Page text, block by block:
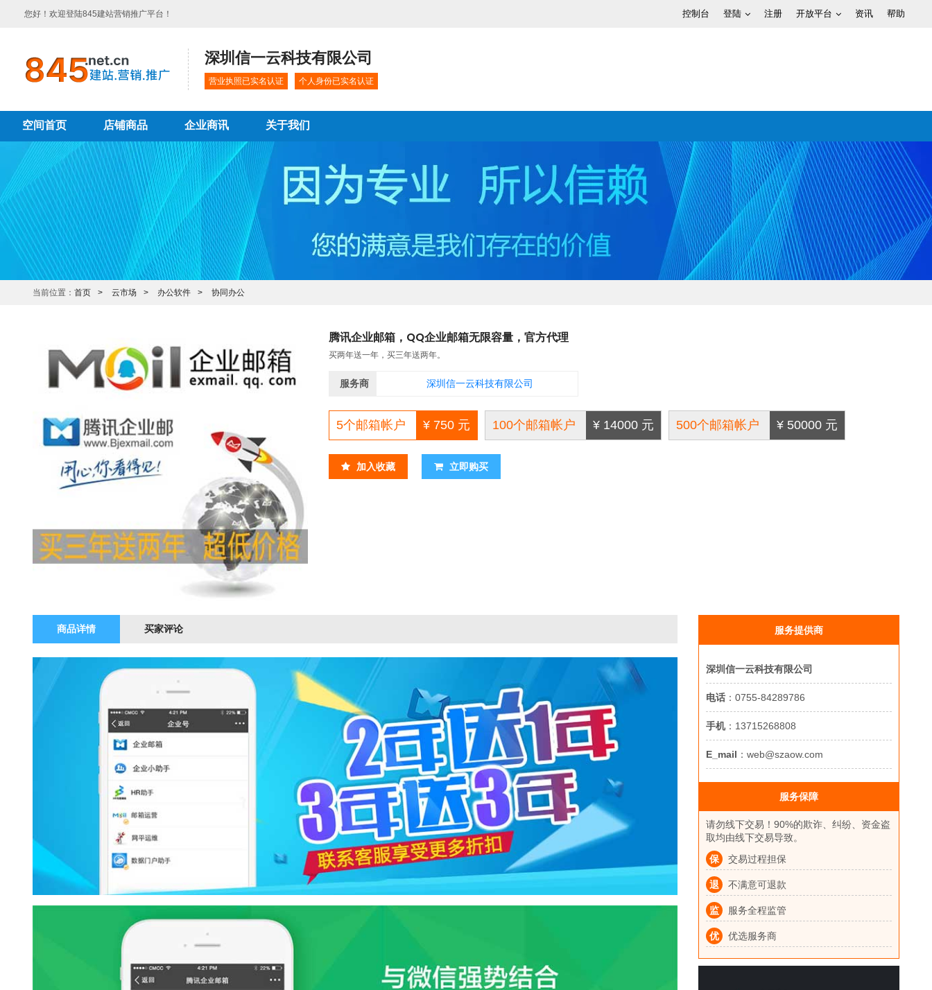
您好！欢迎登陆845建站营销推广平台！ 控制台 登陆 注册 开放平台 资讯 帮助
深圳信一云科技有限公司
营业执照已实名认证 个人身份已实名认证
空间首页 店铺商品 企业商讯 关于我们
当前位置： 首页 云市场 办公软件 协同办公
腾讯企业邮箱，QQ企业邮箱无限容量，官方代理
买两年送一年，买三年送两年。
服务商 深圳信一云科技有限公司​
5个邮箱帐户 ¥ 750 元 100个邮箱帐户 ¥ 14000 元 500个邮箱帐户 ¥ 50000 元
加入收藏 立即购买
商品详情 买家评论 服务提供商
深圳信一云科技有限公司
电话 ：0755-84289786
手机：13715268808
E_mail ：web@szaow.com
服务保障
请勿线下交易！90%的欺诈、纠纷、资金盗
取均由线下交易导致。
保
交易过程担保
退 不满意可退款
监 服务全程监管
优 优选服务商